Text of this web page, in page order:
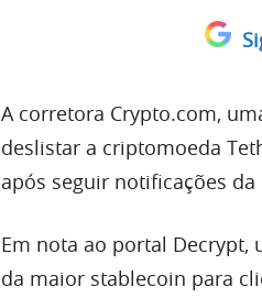
A corretora Crypto.com,
deslistar a criptomoeda
após seguir notificações da
Em nota ao portal
da maior stablecoin para